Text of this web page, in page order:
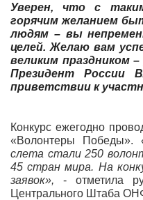
Уверен, что с
горячим желанием
людям – вы
целей. Желаю вам
великим праздником
Президент России
приветствии к
Конкурс ежегодно
«Волонтеры Победы».
слета стали 250
45 стран мира. На
заявок», - отметила
Центрального Штаба